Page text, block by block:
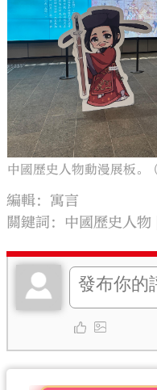
中國歷史人物動漫展板。
編輯：寓言
關鍵詞： 中國歷史人物